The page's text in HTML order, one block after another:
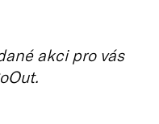
akci pro vás